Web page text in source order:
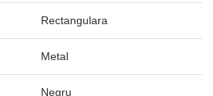
Rectangulara
Metal
Negru